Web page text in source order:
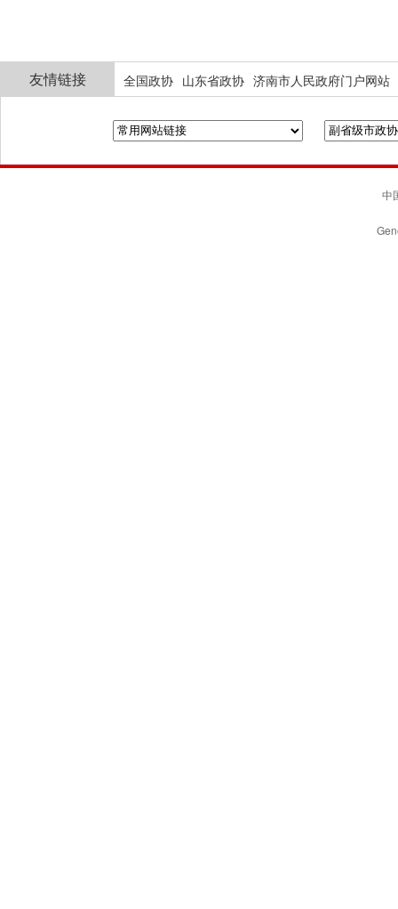
友情链接 全国政协 山东省政协 济南市人民政府门户网站
中